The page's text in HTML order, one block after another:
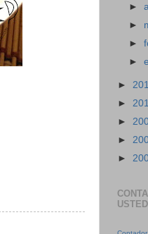
►
►
►
►
►
►
►
►
►